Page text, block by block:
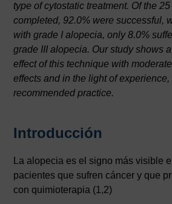
type of cytostatic treatment. Of the
completed, 92.0% were successful,
with grade I alopecia, only 8.0%
grade III alopecia. Our study shows
effect of this technique with
effects and in the light of
recommended practice.
Introducción
La alopecia es el signo más visible
pacientes que sufren cáncer y que
con quimioterapia (1,2)